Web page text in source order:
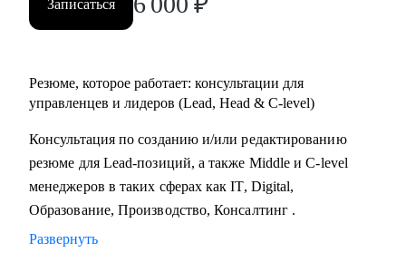
клиента,
бренд,
крупных компаний.
Записаться
Резюме, которое работает: консультации для
управленцев и лидеров (Lead, Head & C-level)
Консультация по созданию и/или редактированию
резюме для Lead-позиций, а также Middle и C-level
менеджеров в таких сферах как IT, Digital,
Образование, Производство, Консалтинг .
Развернуть